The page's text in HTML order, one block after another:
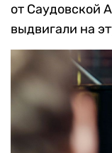
от Саудовской
выдвигали на